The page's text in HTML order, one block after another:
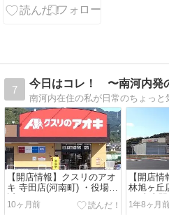
た
7
今日はコレ！ 〜南河内発
【開店情報】クスリのアオ
キ 寺田店(河南町) ・役場の
近くにドラッグストアがオ
ープン
10ヶ月前
【開店
林旭ヶ丘
の“喜志
パーがオ
1年8ヶ月